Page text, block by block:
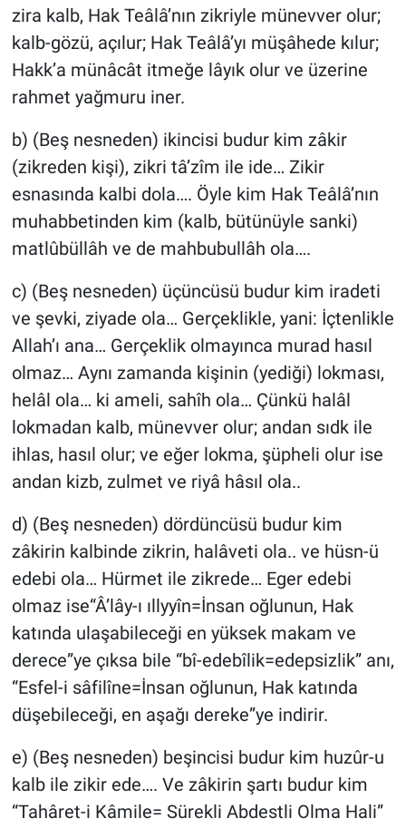
zira kalb, Hak Teâlâ’nın zikriyle münevver olur;
kalb-gözü, açılur; Hak Teâlâ’yı müşâhede kılur;
Hakk’a münâcât itmeğe lâyık olur ve üzerine
rahmet yağmuru iner.
b) (Beş nesneden) ikincisi budur kim zâkir
(zikreden kişi), zikri tâ’zîm ile ide… Zikir
esnasında kalbi dola…. Öyle kim Hak Teâlâ’nın
muhabbetinden kim (kalb, bütünüyle sanki)
matlûbüllâh ve de mahbubullâh ola….
c) (Beş nesneden) üçüncüsü budur kim iradeti
ve şevki, ziyade ola… Gerçeklikle, yani: İçtenlikle
Allah’ı ana… Gerçeklik olmayınca murad hasıl
olmaz… Aynı zamanda kişinin (yediği) lokması,
helâl ola… ki ameli, sahîh ola… Çünkü halâl
lokmadan kalb, münevver olur; andan sıdk ile
ihlas, hasıl olur; ve eğer lokma, şüpheli olur ise
andan kizb, zulmet ve riyâ hâsıl ola..
d) (Beş nesneden) dördüncüsü budur kim
zâkirin kalbinde zikrin, halâveti ola.. ve hüsn-ü
edebi ola… Hürmet ile zikrede… Eger edebi
olmaz ise“Â’lây-ı ıllyyîn=İnsan oğlunun, Hak
katında ulaşabileceği en yüksek makam ve
derece”ye çıksa bile “bî-edebîlik=edepsizlik” anı,
“Esfel-i sâfilîne=İnsan oğlunun, Hak katında
düşebileceği, en aşağı dereke”ye indirir.
e) (Beş nesneden) beşincisi budur kim huzûr-u
kalb ile zikir ede…. Ve zâkirin şartı budur kim
“Tahâret-i Kâmile= Sürekli Abdestli Olma Hali”